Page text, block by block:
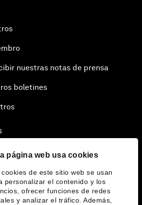
página web usa cookies
cookies de este sitio web se usan
personalizar el contenido y los
ofrecer funciones de redes
y analizar el tráfico. Además,
nuestras notas de prensa
boletines
el Foro
idiomas